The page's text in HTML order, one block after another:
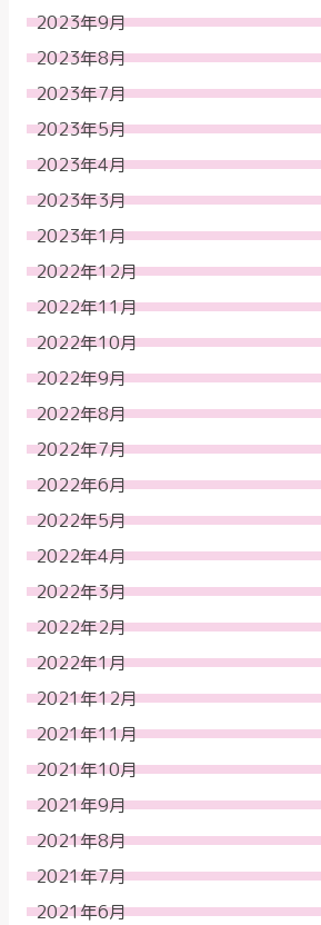
2023年9月
2023年8月
2023年7月
2023年5月
2023年4月
2023年3月
2023年1月
2022年12月
2022年11月
2022年10月
2022年9月
2022年8月
2022年7月
2022年6月
2022年5月
2022年4月
2022年3月
2022年2月
2022年1月
2021年12月
2021年11月
2021年10月
2021年9月
2021年8月
2021年7月
2021年6月